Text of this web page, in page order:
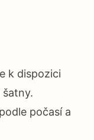
k dispozici
počasí a